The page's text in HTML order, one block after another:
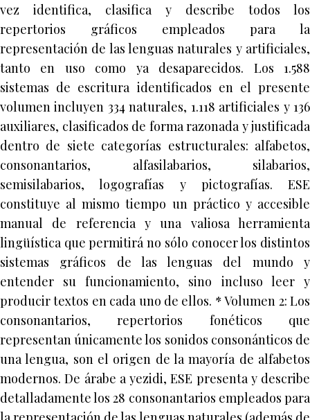
vez identifica, clasifica y describe todos los
repertorios gráficos empleados para la
representación de las lenguas naturales y artificiales,
tanto en uso como ya desaparecidos. Los 1.588
sistemas de escritura identificados en el presente
volumen incluyen 334 naturales, 1.118 artificiales y 136
auxiliares, clasificados de forma razonada y justificada
dentro de siete categorías estructurales: alfabetos,
consonantarios, alfasilabarios, silabarios,
semisilabarios, logografías y pictografías. ESE
constituye al mismo tiempo un práctico y accesible
manual de referencia y una valiosa herramienta
lingüística que permitirá no sólo conocer los distintos
sistemas gráficos de las lenguas del mundo y
entender su funcionamiento, sino incluso leer y
producir textos en cada uno de ellos. * Volumen 2: Los
consonantarios, repertorios fonéticos que
representan únicamente los sonidos consonánticos de
una lengua, son el origen de la mayoría de alfabetos
modernos. De árabe a yezidi, ESE presenta y describe
detalladamente los 28 consonantarios empleados para